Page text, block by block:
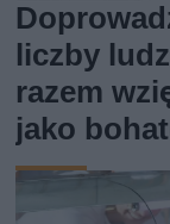
liczby
razem
jako